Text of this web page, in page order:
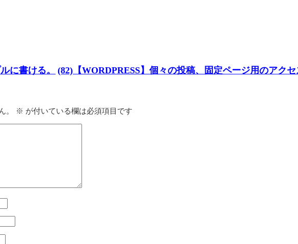
に書ける。 (82)【WORDPRESS】個々の投稿、固定ページ用のアク
。 ※ が付いている欄は必須項目です